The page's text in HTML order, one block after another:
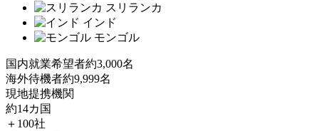
スリランカ
インド
モンゴル
国内就業希望者約3,000名
海外待機者約9,999名
現地提携機関
約14カ国
＋100社